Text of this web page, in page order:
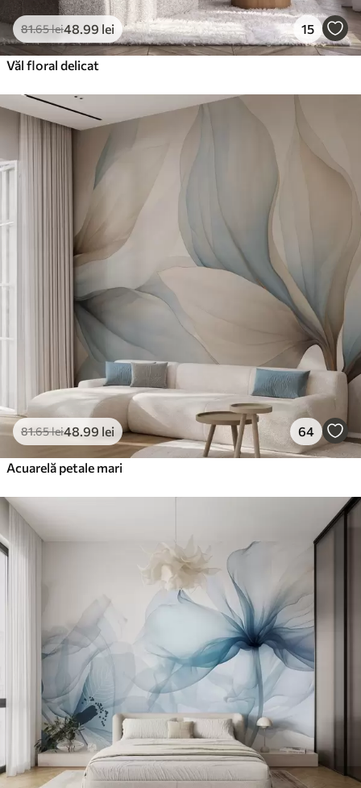
81.65lei48 .99 lei 15
Văl floral delicat
81.65lei48.99 lei 64
Acuarelă petale mari